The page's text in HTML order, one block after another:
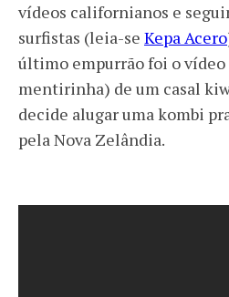
vídeos californianos e
surfistas (leia-se Kepa Acero
último empurrão foi o
mentirinha) de um casal
decide alugar uma kombi
pela Nova Zelândia.